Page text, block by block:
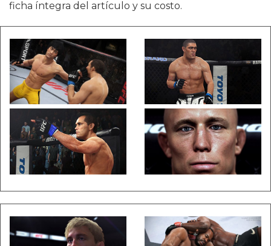
ficha íntegra del artículo y su costo.